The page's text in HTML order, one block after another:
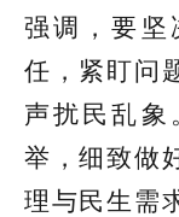
强调，要坚
任，紧盯问
声扰民乱象
举，细致做
理与民生需